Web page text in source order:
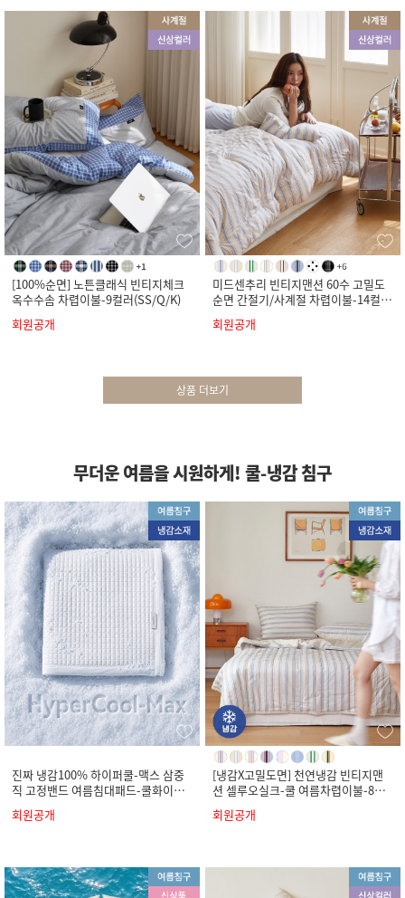
[100%순면] 노튼클래식 빈티지체크
옥수수솜 차렵이불-9컬러(SS/Q/K)
회원공개
미드센추리 빈티지맨션 60수 고밀도
순면 간절기/사계절 차렵이불-14컬러
회원공개
상품 더보기
무더운 여름을 시원하게! 쿨-냉감 침구
진짜 냉감100% 하이퍼쿨-맥스 삼중
직 고정밴드 여름침대패드-쿨화이트
회원공개
[냉감X고밀도면] 천연냉감 빈티지맨
션 셀루오실크-쿨 여름차렵이불-8컬
회원공개